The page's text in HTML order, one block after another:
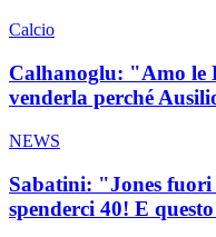
Calcio
Calhanoglu: "Amo le
venderla perché
NEWS
Sabatini: "Jones fuori
spenderci 40! E